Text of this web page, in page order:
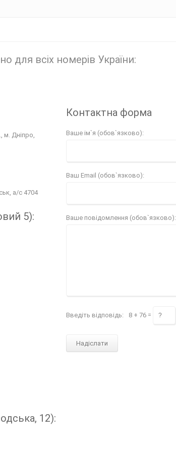
для всіх номерів України:
м. Дніпро,
а/с 4704
5):
12):
Контактна форма
Ваше ім`я (обов`язково):
Ваш Email (обов`язково):
Ваше повідомлення (обов`язково):
Введіть відповідь: 8 + 76 =